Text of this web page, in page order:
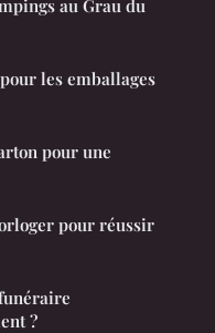
au Grau du
les emballages
pour une
pour réussir
?